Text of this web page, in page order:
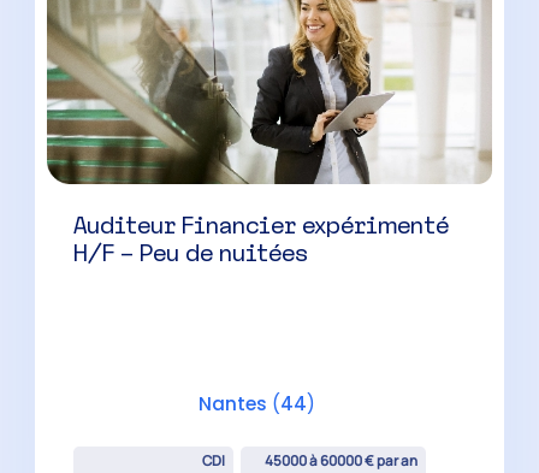
Auditeur Financier expérimenté
H/F – Peu de nuitées